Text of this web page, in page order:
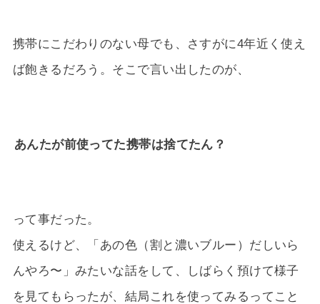
携帯にこだわりのない母でも、さすがに4年近く使え
ば飽きるだろう。そこで言い出したのが、
あんたが前使ってた携帯は捨てたん？
って事だった。
使えるけど、「あの色（割と濃いブルー）だしいら
んやろ〜」みたいな話をして、しばらく預けて様子
を見てもらったが、結局これを使ってみるってこと